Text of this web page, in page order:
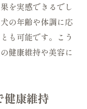
を実感できるでし
の年齢や体調に応
も可能です。こう
健康維持や美容に
健康維持